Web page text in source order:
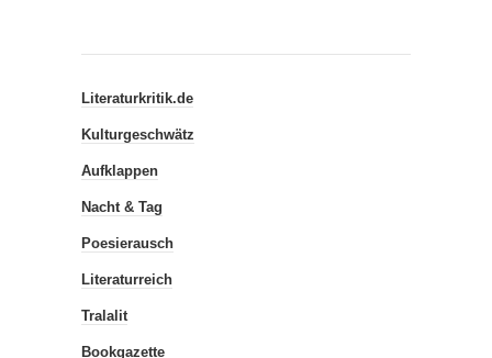
Literaturkritik.de
Kulturgeschwätz
Aufklappen
Nacht & Tag
Poesierausch
Literaturreich
Tralalit
Bookgazette